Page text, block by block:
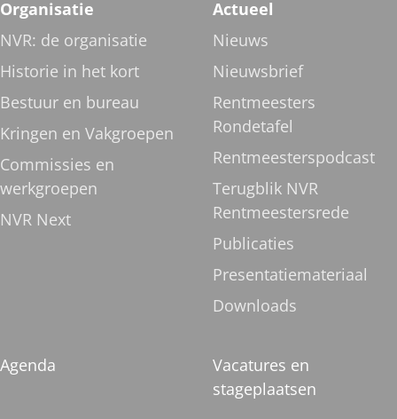
Organisatie
NVR: de organisatie
Historie in het kort
Bestuur en bureau
Kringen en Vakgroepen
Commissies en
werkgroepen
NVR Next
Actueel
Nieuws
Nieuwsbrief
Rentmeesters
Rondetafel
Rentmeesterspodcast
Terugblik NVR
Rentmeestersrede
Publicaties
Presentatiemateriaal
Downloads
Agenda
Vacatures en
stageplaatsen